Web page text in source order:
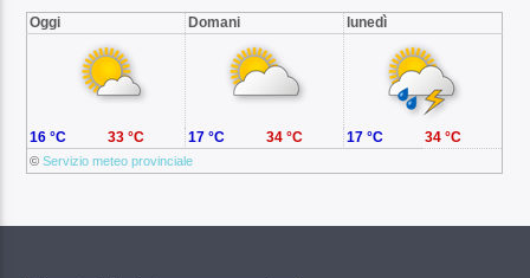
Oggi Domani lunedì
©Servizio meteo provinciale
16 °C 33 °C 17 °C 34 °C 17 °C 34 °C